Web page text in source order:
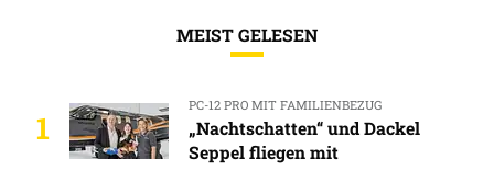
MEIST GELESEN
1
PC-12 PRO MIT FAMILIENBEZUG
„Nachtschatten“ und Dackel
Seppel fliegen mit